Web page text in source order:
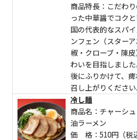
商品特長：こだわ
った中華醤でコク
国の代表的なスパ
ンフェン（スター
椒・クローブ・陳
わいを目指しまし
後にふりかけて、
召し上がりください
冷し麺
商品名：チャーシ
油ラーメン
価 格：510円（税